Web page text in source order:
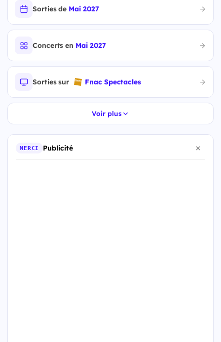
Sorties de Mai 2027
Concerts en Mai 2027
Sorties sur Fnac Spectacles
Voir plus
MERCI Publicité